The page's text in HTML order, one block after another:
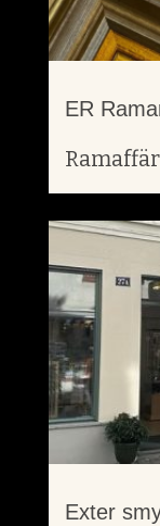
ER
Ramaffär
Exter